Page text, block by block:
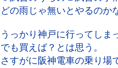
どの雨じゃ無いとやるのか
うっかり神戸に行ってしま
でも買えば？とは思う。
さすがに阪神電車の乗り場